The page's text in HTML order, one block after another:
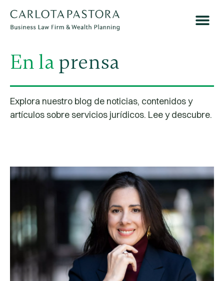
En la prensa
Explora nuestro blog de noticias, contenidos y
artículos sobre servicios jurídicos. Lee y descubre.